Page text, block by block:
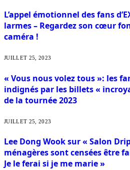
L’appel émotionnel des fans
larmes – Regardez son cœur
caméra !
JUILLET 25, 2023
« Vous nous volez tous »: les
indignés par les billets «
de la tournée 2023
JUILLET 25, 2023
Lee Dong Wook sur « Salon
ménagères sont censées être
Je le ferai si je me marie »